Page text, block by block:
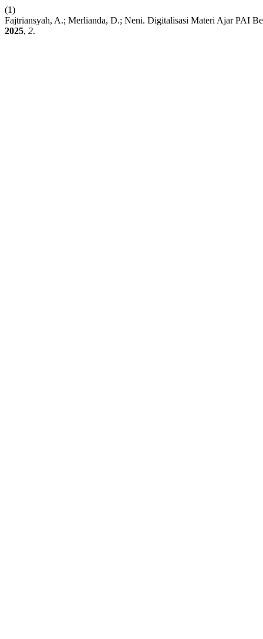
(1)
Fajtriansyah, A.; Merlianda, D.; Neni. Digitalisasi Materi Ajar PAI
2025, 2.